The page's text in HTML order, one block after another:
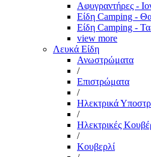
Αφυγραντήρες -
Είδη Camping -
Είδη Camping -
view more
Λευκά Είδη
Ανωστρώματα
/
Επιστρώματα
/
Ηλεκτρικά
/
Ηλεκτρικές
/
Κουβερλί